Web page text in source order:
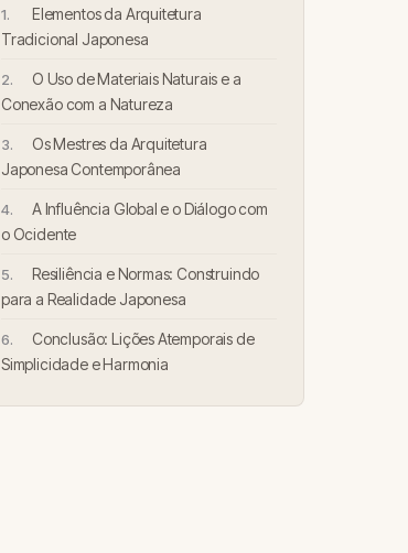
Elementos da Arquitetura
Tradicional Japonesa
O Uso de Materiais Naturais e a
Conexão com a Natureza
Os Mestres da Arquitetura
Japonesa Contemporânea
A Influência Global e o Diálogo com
o Ocidente
Resiliência e Normas: Construindo
para a Realidade Japonesa
Conclusão: Lições Atemporais de
Simplicidade e Harmonia